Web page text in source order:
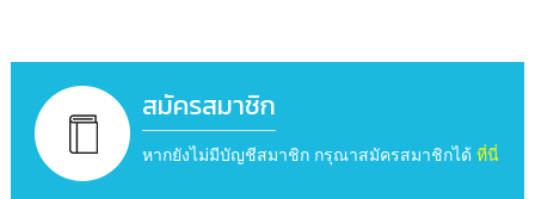
สมัครสมาชิก
หากยังไม่มีบัญชีสมาชิก กรุณาสมัครสมาชิกได้ ที่นี่